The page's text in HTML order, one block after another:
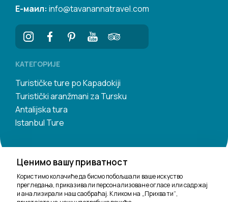
Е-маил: info@tavanannatravel.com
КАТЕГОРИЈЕ
Turističke ture po Kapadokiji
Turistički aranžmani za Tursku
Antalijska tura
Istanbul Ture
Ценимо вашу приватност
Користимо колачиће да бисмо побољшали ваше искуство
прегледања, приказивали персонализоване огласе или садржај
и анализирали наш саобраћај. Кликом на „Прихвати“,